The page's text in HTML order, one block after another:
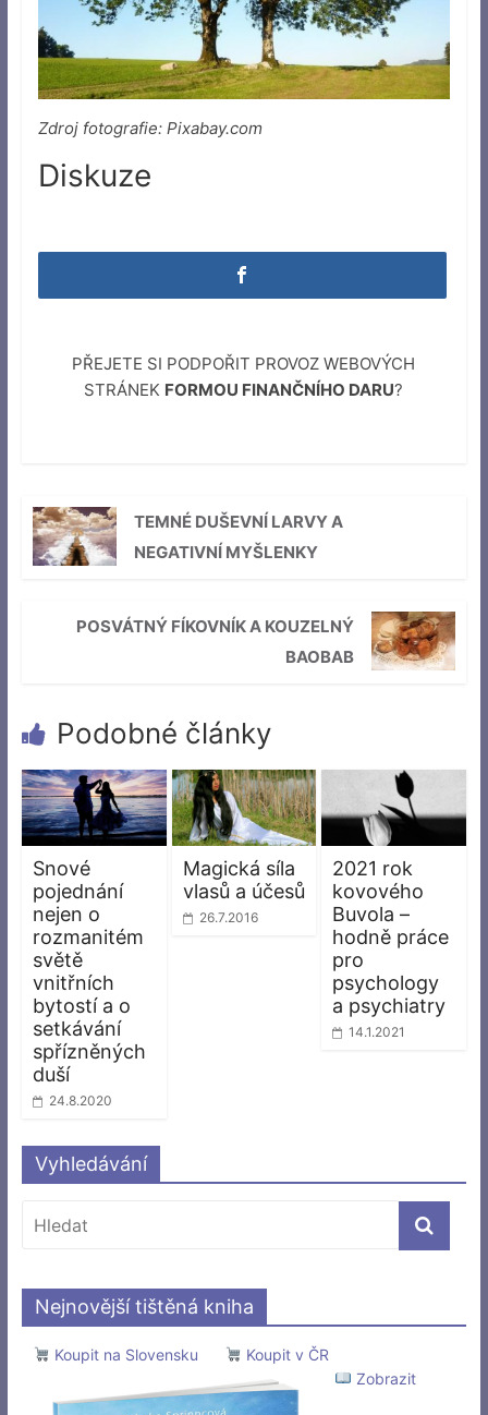
Zdroj fotografie: Pixabay.com
Diskuze
PŘEJETE SI PODPOŘIT PROVOZ WEBOVÝCH
STRÁNEK FORMOU FINANČNÍHO DARU?
TEMNÉ DUŠEVNÍ LARVY A
NEGATIVNÍ MYŠLENKY
POSVÁTNÝ FÍKOVNÍK A KOUZELNÝ
BAOBAB
Podobné články
Snové
pojednání
nejen o
rozmanitém
světě
vnitřních
bytostí a o
setkávání
spřízněných
duší
24.8.2020
Magická síla
vlasů a účesů
26.7.2016
2021 rok
kovového
Buvola –
hodně práce
pro
psychology
a psychiatry
14.1.2021
Vyhledávání
Nejnovější tištěná kniha
Koupit na Slovensku
Koupit v ČR
Zobrazit